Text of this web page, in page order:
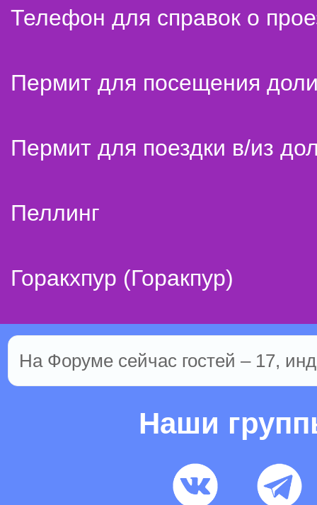
Телефон для справок о
Пермит для посещения
Пермит для поездки в/из
Пеллинг
Горакхпур (Горакпур)
На Форуме сейчас гостей – 17,
Наши